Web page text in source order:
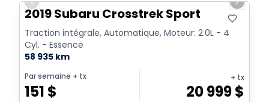
Previous slide Next
2019 Subaru Crosstrek Sport
Traction intégrale, Automatique, Moteur: 2.0L - 4
Cyl. - Essence
58 935 km
Par semaine + tx
151 $
+ tx
20 999$